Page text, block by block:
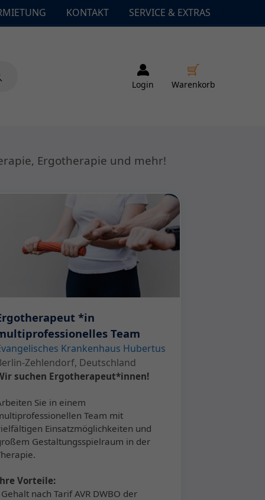
KONTAKT SERVICE & EXTRAS
Login Warenkorb
Ergotherapie und mehr!
*in
Team
Krankenhaus Hubertus
Zehlendorf, Deutschland
suchen Ergotherapeut*innen!
Sie in einem
Team mit
Einsatzmöglichkeiten und
Gestaltungsspielraum in der
Vorteile:
Gehalt nach Tarif AVR DWBO der